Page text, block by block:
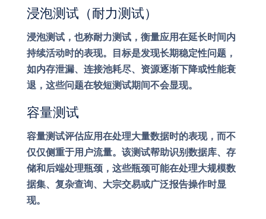
浸泡测试（耐力测试）
浸泡测试，也称耐力测试，衡量应用在延长时间内
持续活动时的表现。目标是发现长期稳定性问题，
如内存泄漏、连接池耗尽、资源逐渐下降或性能衰
退，这些问题在较短测试期间不会显现。
容量测试
容量测试评估应用在处理大量数据时的表现，而不
仅仅侧重于用户流量。该测试帮助识别数据库、存
储和后端处理瓶颈，这些瓶颈可能在处理大规模数
据集、复杂查询、大宗交易或广泛报告操作时显
现。